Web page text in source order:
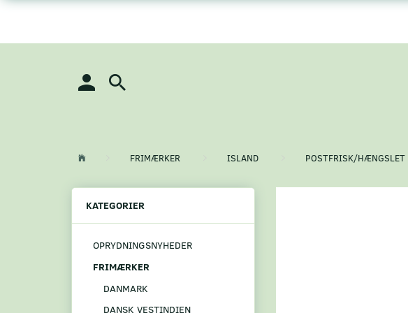
FRIMÆRKER ISLAND POSTFRISK/HÆNGSLET
KATEGORIER
OPRYDNINGSNYHEDER
FRIMÆRKER
DANMARK
DANSK VESTINDIEN